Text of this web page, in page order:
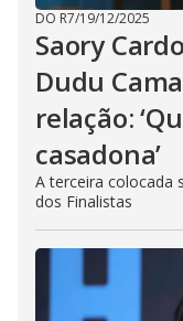
DO R7/19/12/2025
Saory
Dudu
relação:
casadona’
A terceira colocada
dos Finalistas